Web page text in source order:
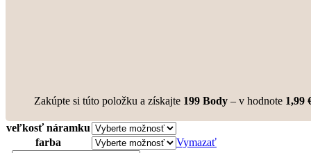
Zakúpte si túto položku a získajte 199 Body – v hodnote 1,99
veľkosť náramku
farba
Vymazať